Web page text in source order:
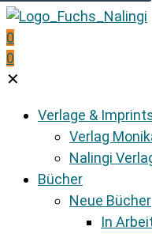
0
0
✕
Verlage &
Verlag
Nalingi
Bücher
Neue Bücher
In